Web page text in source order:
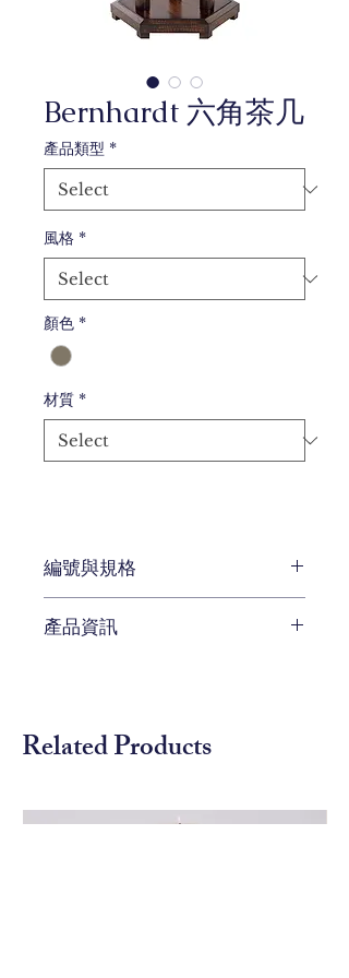
Bernhardt 六角茶几
產品類型 *
風格 *
顏色 *
材質 *
編號與規格
60.96 cm
產品資訊
Related Products